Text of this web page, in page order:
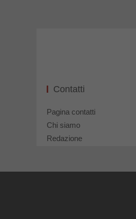
Contatti
Pagina contatti
Chi siamo
Redazione